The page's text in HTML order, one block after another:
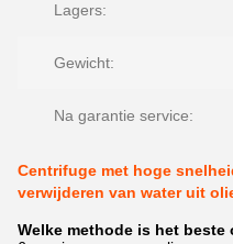
Lagers:
Gewicht:
Na garantie service:
Centrifuge met hoge
verwijderen van water uit
Welke methode is het